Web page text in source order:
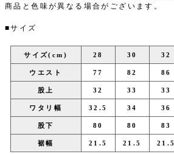
商品と色味が異なる場合がございます。
■サイズ
サイズ(cm) 28 30 32
ウエスト 77 82 86
股上 32 33 33
ワタリ幅 32.5 34 36
股下 80 80 83
裾幅 21.5 21.5 21.5